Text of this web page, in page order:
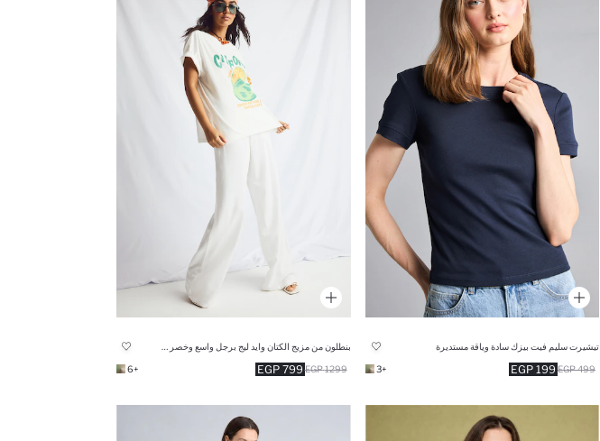
تيشيرت سليم فيت بيزك سادة وياقة مستديرة
199 EGP 499 EGP
+3
799 EGP 1299 EGP
+6